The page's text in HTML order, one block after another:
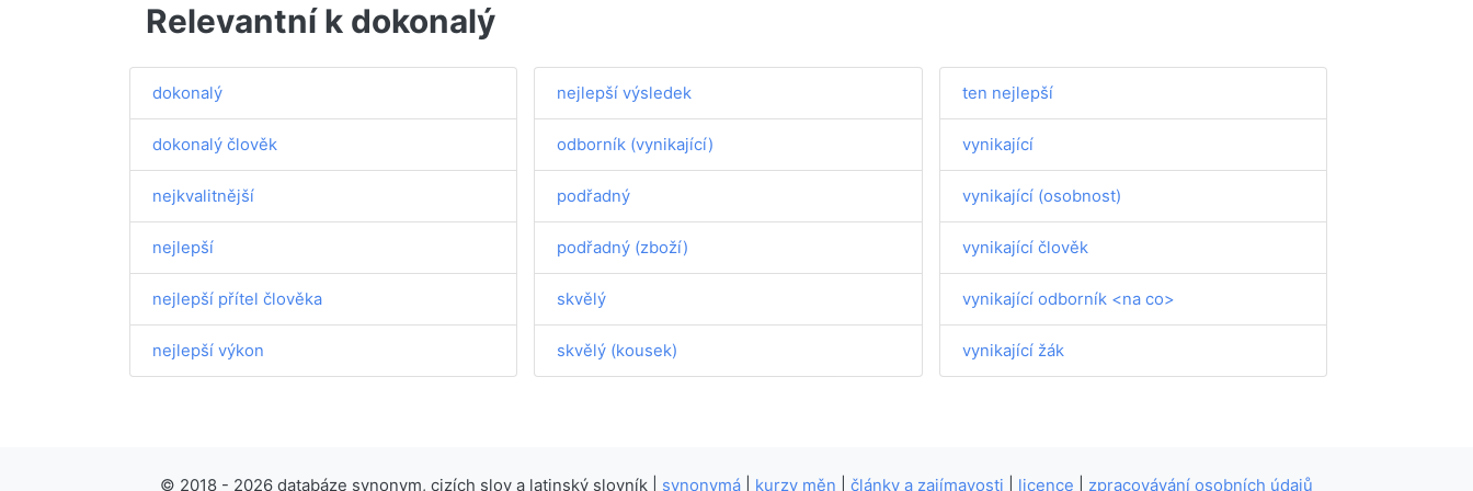
Relevantní k dokonalý
dokonalý
dokonalý člověk
nejkvalitnější
nejlepší
nejlepší přítel člověka
nejlepší výkon
nejlepší výsledek
odborník (vynikající)
podřadný
podřadný (zboží)
skvělý
skvělý (kousek)
ten nejlepší
vynikající
vynikající (osobnost)
vynikající člověk
vynikající odborník <na co>
vynikající žák
© 2018 - 2026 databáze synonym, cizích slov a latinský slovník | synonymá kurzy měn články a zajímavosti licence zpracovávání osobních údajů